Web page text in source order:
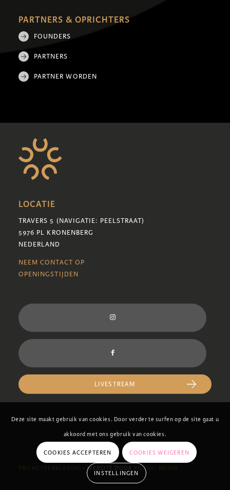
PARTNERS & OPRICHTERS
FOUNDERS
PARTNERS
PARTNER WORDEN
LOCATIE
TRAVERS 5 (NAVIGATIE: PEELSTRAAT)
5976 PL KRONENBERG
NEDERLAND
NEEM CONTACT OP
OPENINGSTIJDEN
LIVESTREAM
PRIVACYVERKLARING - WEBSITE DOOR BONSAI MEDIA
Deze site maakt gebruik van cookies. Door verder te surfen op de site gaat u
akkoord met ons gebruik van cookies.
COOKIES ACCEPTEREN COOKIES WEIGEREN
INSTELLINGEN